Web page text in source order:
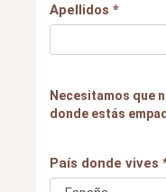
Apellidos *
Necesitamos que
donde estás
País donde vives